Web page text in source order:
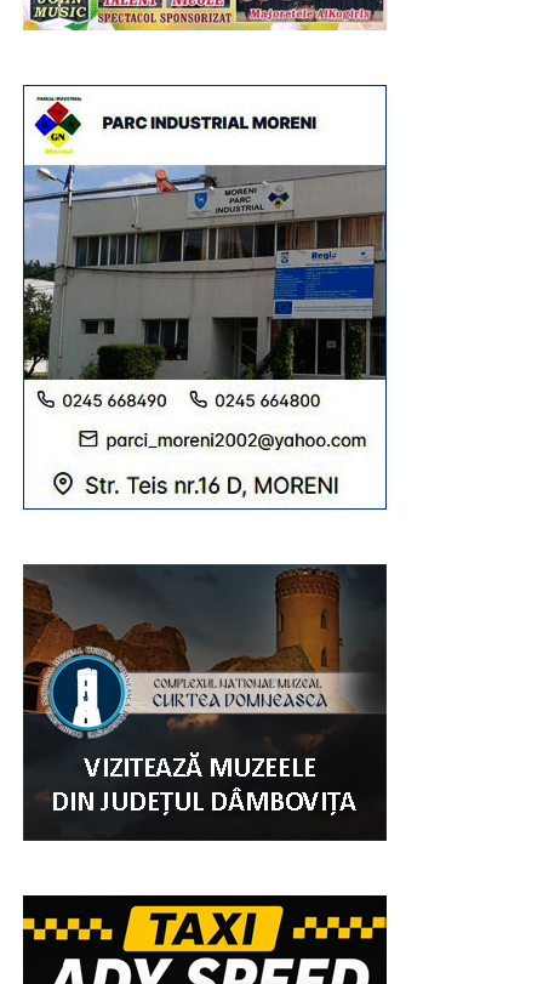
„Celebrările liturgice ale zilei de 10 august se vor
încheia cu Pelerinajul celor peste 4.000 de tineri din
Arhiepiscopia Târgoviștei, care vor străbate centrul
vechi al orașului cu moaștele Sfântului Ierarh Nifon.
Procesiunea se va opri la Mănăstirea Stelea și la
statuia Sfinților Martiri Brâncoveni din fața Primăriei
Municipiului Târgoviște, iar apoi se va întoarce la
Catedrală.
Studenților Creștini Ortodocși din România, de la
Seminarul Teologic „Sf. Ioan Gură de Aur” și de la
Facultatea de Teologie și Științele Educației a